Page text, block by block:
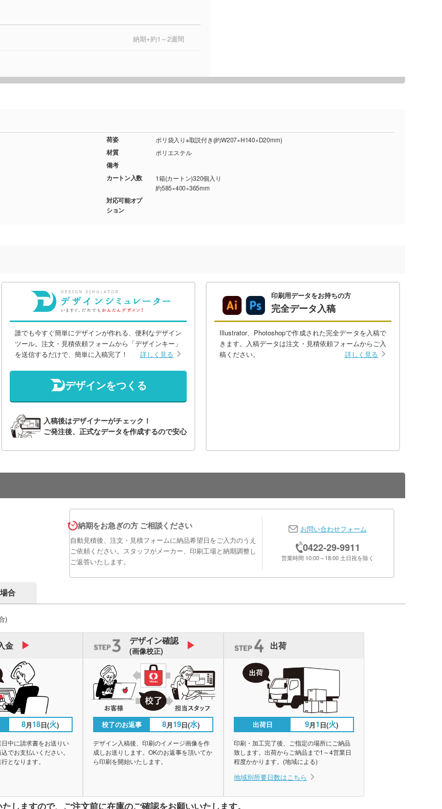
納期+約1～2週間
荷姿 ポリ袋入り※取説付き(約W207×H140×D20mm)
材質 ポリエステル
備考
カートン入数
1箱(カートン)320個入り
約585×400×365mm
対応可能オプ
ション
誰でも今すぐ簡単にデザインが作れる、便利なデザイン
ツール。注文・見積依頼フォームから「デザインキー」
を送信するだけで、簡単に入稿完了！
詳しく見る
デザインをつくる
入稿後はデザイナーがチェック！
ご発注後、正式なデータを作成するので安心
印刷用データをお持ちの方
完全データ入稿
Illustrator、Photoshopで作成された完全データを入稿で
きます。入稿データは注文・見積依頼フォームからご入
稿ください。
詳しく見る
納期をお急ぎの方 ご相談ください
自動見積後、注文・見積フォームに納品希望日をご入力のうえ
ご依頼ください。スタッフがメーカー、印刷工場と納期調整し
ご返答いたします。
お問い合わせフォーム
0422-29-9911
営業時間 10:00～18:00 土日祝を除く
合
)
金
8月18日(火)
中に請求書をお送りい
でお支払いください。
となります。
デザイン確認
(画像校正)
校了のお返事 8月19日(水)
デザイン入稿後、印刷のイメージ画像を作
成しお送りします。OKのお返事を頂いてか
ら印刷を開始いたします。
出荷
出荷日 9月1 日(火)
印刷・加工完了後、ご指定の場所にご納品
致します。出荷からご納品まで1～4営業日
程度かかります。(地域による)
地域別所要日数はこちら
しますので、 ご注文前に在庫のご確認をお願いいたします。